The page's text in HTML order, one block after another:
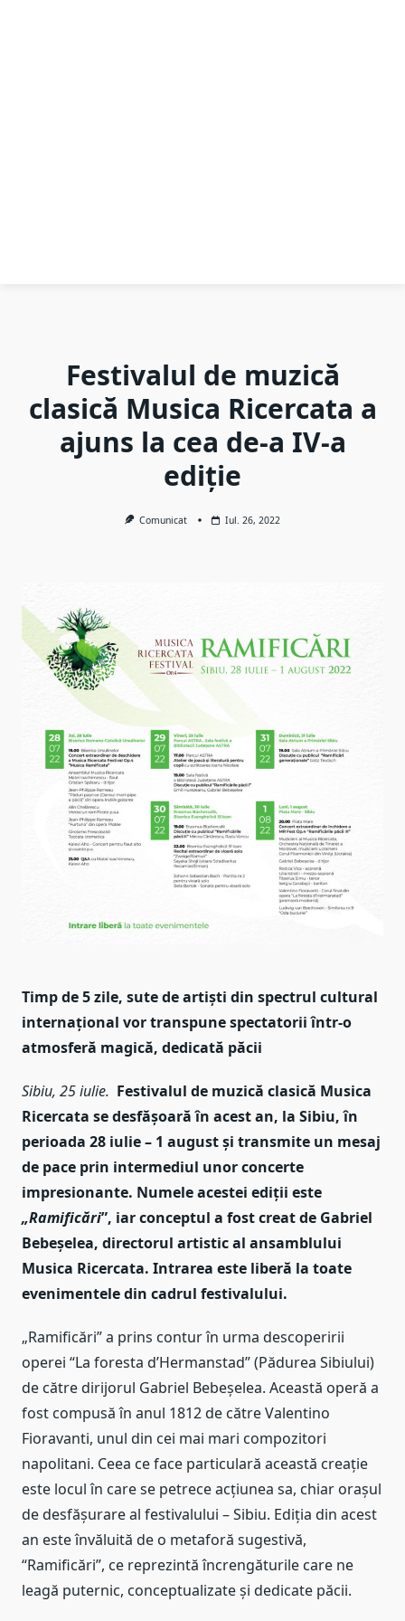
Festivalul de muzică
clasică Musica Ricercata a
ajuns la cea de-a IV-a
ediție
Comunicat Iul. 26, 2022
Timp de 5 zile, sute de artiști din spectrul cultural
internațional vor transpune spectatorii într-o
atmosferă magică, dedicată păcii
Sibiu, 25 iulie. Festivalul de muzică clasică Musica
Ricercata se desfășoară în acest an, la Sibiu, în
perioada 28 iulie – 1 august și transmite un mesaj
de pace prin intermediul unor concerte
impresionante. Numele acestei ediții este
„Ramificări”, iar conceptul a fost creat de Gabriel
Bebeşelea, directorul artistic al ansamblului
Musica Ricercata. Intrarea este liberă la toate
evenimentele din cadrul festivalului.
„Ramificări” a prins contur în urma descoperirii
operei “La foresta d’Hermanstad” (Pădurea Sibiului)
de către dirijorul Gabriel Bebeșelea. Această operă a
fost compusă în anul 1812 de către Valentino
Fioravanti, unul din cei mai mari compozitori
napolitani. Ceea ce face particulară această creație
este locul în care se petrece acțiunea sa, chiar orașul
de desfășurare al festivalului – Sibiu. Ediția din acest
an este învăluită de o metaforă sugestivă,
“Ramificări”, ce reprezintă încrengăturile care ne
leagă puternic, conceptualizate și dedicate păcii.